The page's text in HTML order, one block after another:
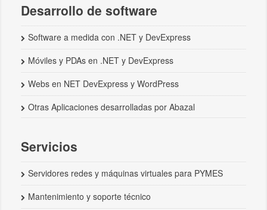
Desarrollo de software
Software a medida con .NET y DevExpress
Móviles y PDAs en .NET y DevExpress
Webs en NET DevExpress y WordPress
Otras Aplicaciones desarrolladas por Abazal
Servicios
Servidores redes y máquinas virtuales para PYMES
Mantenimiento y soporte técnico